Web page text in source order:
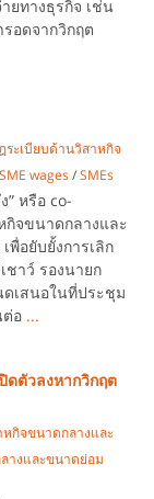
ยทางธุรกิจ เช่น
อดจากวิกฤต
ระเบียบด้านวิสาหกิจ
SME wages/SMEs
” หรือ co-
กิจขนาดกลางและ
พื่อยับยั้งการเลิก
าว์ รองนายก
เสนอในที่ประชุม
อ ...
ดตัวลงหากวิกฤต
หกิจขนาดกลางและ
างและขนาดย่อม